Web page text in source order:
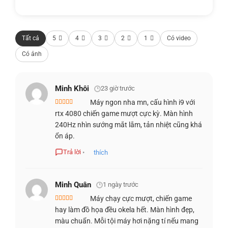
LỢI ÍCH KHI CHƠI GAME
Sự kết hợp giữa CPU và GPU mạnh mẽ không chỉ giúp chơi
game mượt mà mà còn nâng cao trải nghiệm giải trí. Các
với chất lượng hình ảnh tuyệt vời mà không lo về vấn đề
hiệu suất, từ đó tập trung hoàn toàn vào cuộc chơi và
Tất cả 5 4 3 2 1 Có video
Có ảnh
Minh Khôi 23 giờ trước
Được xếp
hạng55 sao
Máy ngon nha mn, cấu hình i9 với
rtx 4080 chiến game mượt cực kỳ. Màn hình
240Hz nhìn sướng mắt lắm, tản nhiệt cũng khá
ổn áp.
Trả lời • thích
Minh Quân 1 ngày trước
Được xếp
hạng 45
sao
Máy chạy cực mượt, chiến game
hay làm đồ họa đều okela hết. Màn hình đẹp,
màu chuẩn. Mỗi tội máy hơi nặng tí nếu mang